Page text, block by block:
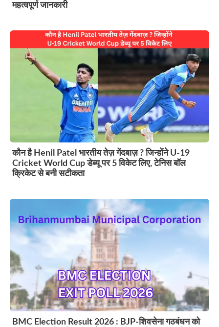
महत्वपूर्ण जानकारी
कौन है Henil Patel भारतीय तेज़ गेंदबाज़ ? जिन्होंने U-19
Cricket World Cup डेब्यू पर 5 विकेट लिए, टेनिस बॉल
क्रिकेट से बनी सटीकता
BMC Election Result 2026 : BJP-शिवसेना गठबंधन को